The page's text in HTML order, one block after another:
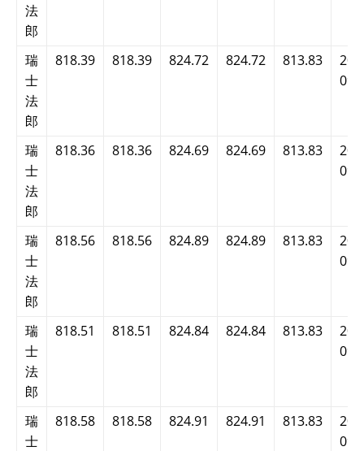
法
郎
瑞
士
法
郎
818.39 818.39 824.72 824.72 813.83
瑞
士
法
郎
818.36 818.36 824.69 824.69 813.83
瑞
士
法
郎
818.56 818.56 824.89 824.89 813.83
瑞
士
法
郎
818.51 818.51 824.84 824.84 813.83
瑞
士
818.58 818.58 824.91 824.91 813.83